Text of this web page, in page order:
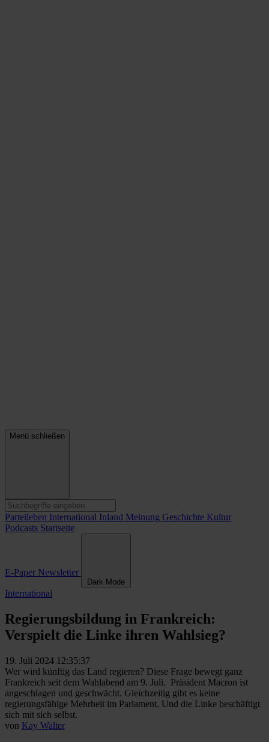
Menü schließen
Parteileben International Inland Meinung Geschichte Kultur
Podcasts Startseite
E-Paper Newsletter
Dark Mode
International
Regierungsbildung in Frankreich:
Verspielt die Linke ihren Wahlsieg?
19. Juli 2024 12:35:37
Wer wird künftig das Land regieren? Diese Frage bewegt ganz
Frankreich seit dem Wahlabend am 9. Juli. Präsident Macron ist
angeschlagen und geschwächt. Gleichzeitig gibt es keine
regierungsfähige Mehrheit im Parlament. Und die Linke beschäftigt
sich mit sich selbst.
von Kay Walter